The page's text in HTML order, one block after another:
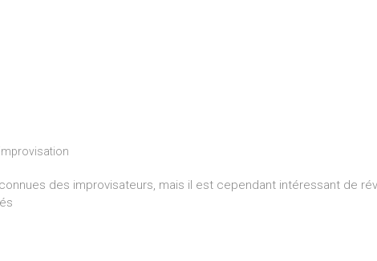
des improvisateurs, mais il est cependant intéressant de